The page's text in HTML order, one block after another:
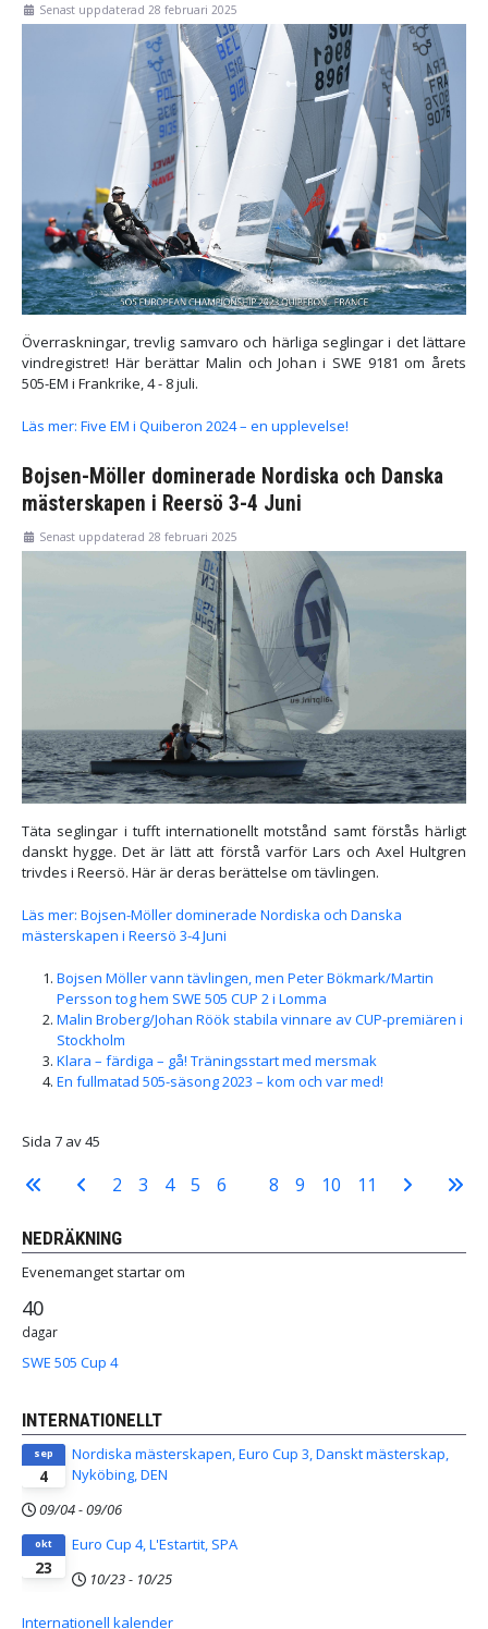
Senast uppdaterad 28 februari 2025
Överraskningar, trevlig samvaro och härliga seglingar i det lättare
vindregistret! Här berättar Malin och Johan i SWE 9181 om årets
505-EM i Frankrike, 4 - 8 juli.
Läs mer: Five EM i Quiberon 2024 – en upplevelse!
Bojsen-Möller dominerade Nordiska och Danska
mästerskapen i Reersö 3-4 Juni
Senast uppdaterad 28 februari 2025
Täta seglingar i tufft internationellt motstånd samt förstås härligt
danskt hygge. Det är lätt att förstå varför Lars och Axel Hultgren
trivdes i Reersö. Här är deras berättelse om tävlingen.
Läs mer: Bojsen-Möller dominerade Nordiska och Danska
mästerskapen i Reersö 3-4 Juni
Bojsen Möller vann tävlingen, men Peter Bökmark/Martin
Persson tog hem SWE 505 CUP 2 i Lomma
Malin Broberg/Johan Röök stabila vinnare av CUP-premiären i
Stockholm
Klara – färdiga – gå! Träningsstart med mersmak
En fullmatad 505-säsong 2023 – kom och var med!
Sida 7 av 45
2 3 4 5 6 8 9 10 11
NEDRÄKNING
Evenemanget startar om
40
dagar
SWE 505 Cup 4
INTERNATIONELLT
4
sep
Nordiska mästerskapen, Euro Cup 3, Danskt mästerskap,
Nyköbing, DEN
09/04-09/06
23
okt
Euro Cup 4, L'Estartit, SPA
10/23- 10/25
Internationell kalender